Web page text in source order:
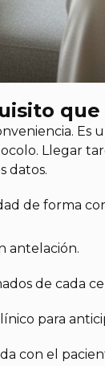
Es
Llegar
datos.
de forma
antelación.
de cada
para
con el